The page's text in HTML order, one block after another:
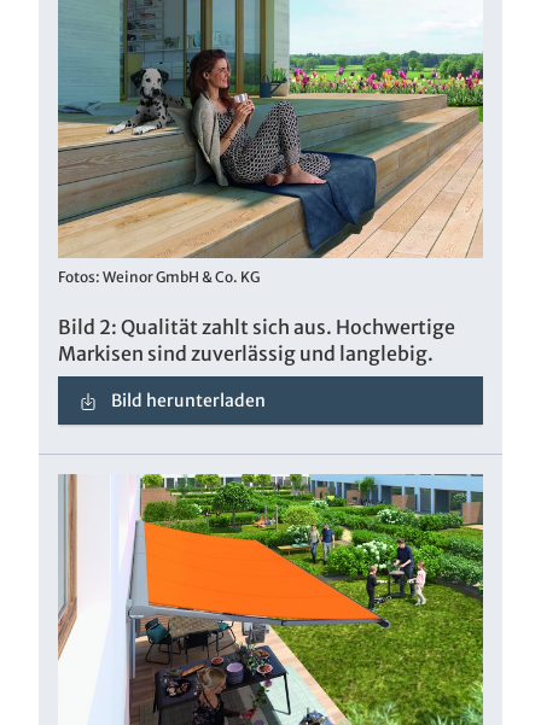
Fotos: Weinor GmbH & Co. KG
Bild 2: Qualität zahlt sich aus. Hochwertige
Markisen sind zuverlässig und langlebig.
Bild herunterladen